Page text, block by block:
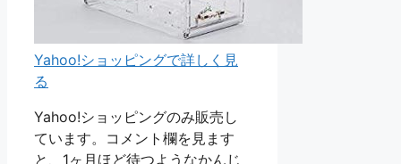
Yahoo!ショッピングで詳しく見
る
Yahoo!ショッピングのみ販売し
ています。コメント欄を見ます
と、1ヶ月ほど待つようなかんじ